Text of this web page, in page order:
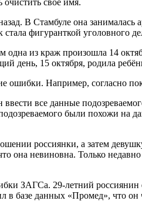
В Стамбуле она
фигуранткой уголовного
из краж произошла 14
день, 15 октября, родила
ошибки. Например, согласно
все данные
были похожи на
россиянки, а затем
она невиновна. Только
ЗАГСа. 29-летний россиянин
базе данных «Промед», что он